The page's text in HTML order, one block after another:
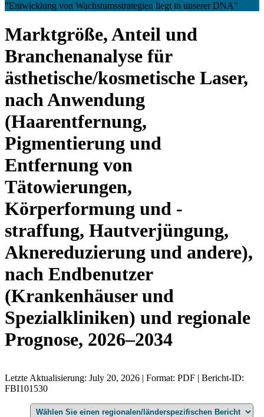
"Entwicklung von Wachstumsstrategien liegt in unserer DNA"
Marktgröße, Anteil und
Branchenanalyse für
ästhetische/kosmetische Laser,
nach Anwendung
(Haarentfernung,
Pigmentierung und
Entfernung von
Tätowierungen,
Körperformung und -
straffung, Hautverjüngung,
Aknereduzierung und andere),
nach Endbenutzer
(Krankenhäuser und
Spezialkliniken) und regionale
Prognose, 2026–2034
Letzte Aktualisierung: July 20, 2026 | Format: PDF | Bericht-ID:
FBI101530